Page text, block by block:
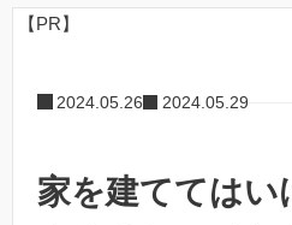
【PR】
2024.05.26 2024.05.29
家を建ててはい